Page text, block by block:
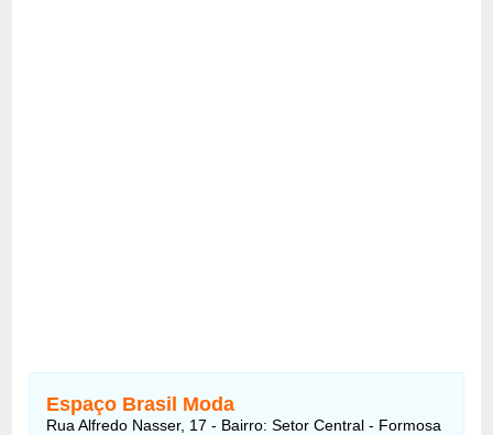
Espaço Brasil Moda
Rua Alfredo Nasser, 17 - Bairro: Setor Central - Formosa